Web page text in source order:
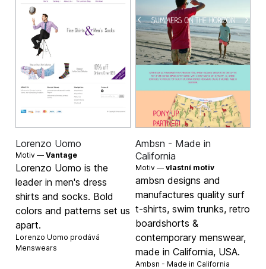
Lorenzo Uomo
Motiv —Vantage
Lorenzo Uomo is the
leader in men's dress
shirts and socks. Bold
colors and patterns set us
apart.
Lorenzo Uomo prodává
Menswears
Ambsn - Made in
California
Motiv — vlastní motiv
ambsn designs and
manufactures quality surf
t-shirts, swim trunks, retro
boardshorts &
contemporary menswear,
made in California, USA.
Ambsn - Made in California